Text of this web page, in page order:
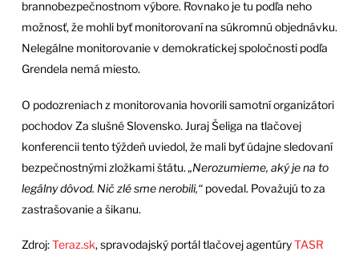
brannobezpečnostnom výbore. Rovnako je tu podľa neho
možnosť, že mohli byť monitorovaní na súkromnú objednávku.
Nelegálne monitorovanie v demokratickej spoločnosti podľa
Grendela nemá miesto.
O podozreniach z monitorovania hovorili samotní organizátori
pochodov Za slušné Slovensko. Juraj Šeliga na tlačovej
konferencii tento týždeň uviedol, že mali byť údajne sledovaní
bezpečnostnými zložkami štátu. „Nerozumieme, aký je na to
legálny dôvod. Nič zlé sme nerobili,“povedal. Považujú to za
zastrašovanie a šikanu.
Zdroj:Teraz.sk, spravodajský portál tlačovej agentúryTASR